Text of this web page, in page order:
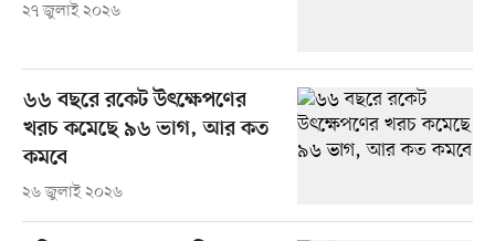
২৭ জুলাই ২০২৬
৬৬ বছরে রকেট উৎক্ষেপণের
খরচ কমেছে ৯৬ ভাগ, আর কত
কমবে
২৬ জুলাই ২০২৬